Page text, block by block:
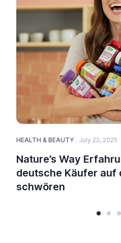
HEALTH & BEAUTY July 22, 2025
Nature’s Way
deutsche Käufer auf
schwören